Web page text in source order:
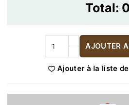
Total: 0
AJOUTER
Ajouter à la liste